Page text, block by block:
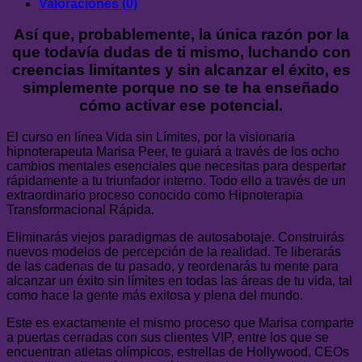
Valoraciones (0)
Así que, probablemente, la única razón por la
que todavía dudas de ti mismo, luchando con
creencias limitantes y sin alcanzar el éxito, es
simplemente porque no se te ha enseñado
cómo activar ese potencial.
El curso en línea Vida sin Límites, por la visionaria
hipnoterapeuta Marisa Peer, te guiará a través de los ocho
cambios mentales esenciales que necesitas para despertar
rápidamente a tu triunfador interno. Todo ello a través de un
extraordinario proceso conocido como Hipnoterapia
Transformacional Rápida.
Eliminarás viejos paradigmas de autosabotaje. Construirás
nuevos modelos de percepción de la realidad. Te liberarás
de las cadenas de tu pasado, y reordenarás tu mente para
alcanzar un éxito sin límites en todas las áreas de tu vida, tal
como hace la gente más exitosa y plena del mundo.
Este es exactamente el mismo proceso que Marisa comparte
a puertas cerradas con sus clientes VIP, entre los que se
encuentran atletas olímpicos, estrellas de Hollywood, CEOs